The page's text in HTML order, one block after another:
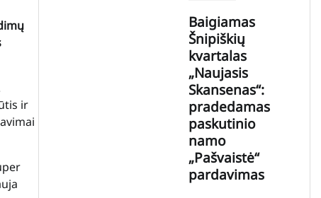
ir
Baigiamas
Šnipiškių
kvartalas
„Naujasis
Skansenas“:
pradedamas
paskutinio
namo
„Pašvaistė“
pardavimas